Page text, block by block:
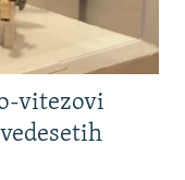
vitezovi